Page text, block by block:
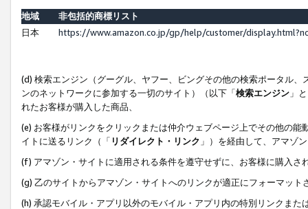
地域
非包括的商標リスト
日本
https://www.amazon.co.jp/gp/help/customer/
(d) 検索エンジン（グーグル、ヤフー、ビングその他の検索ポータル
ンのネットワークに参加する一切のサイト）（以下「検索エンジン 」
れたお客様が購入した商品、
(e) お客様がリンクをクリックまたは仲介ウェブページ上でその他の
イトに送るリンク（「 リダイレクト・リンク 」）を経由して、アマゾ
(f) アマゾン・サイトに適用される条件を遵守せずに、お客様に購入さ
(g) 乙のサイトからアマゾン・サイトへのリンクが適正にフォーマッ
(h) 承認モバイル・アプリ以外のモバイル・アプリ内の特別リンクま